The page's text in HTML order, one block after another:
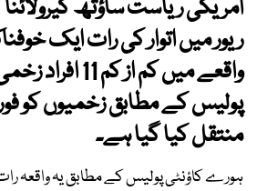
امریکی ریاست ساؤتھ
ریور میں اتوار کی رات ایک
واقعے میں کم از
پولیس کے مطابق زخمیوں کو
منتقل کیا گیا ہے۔